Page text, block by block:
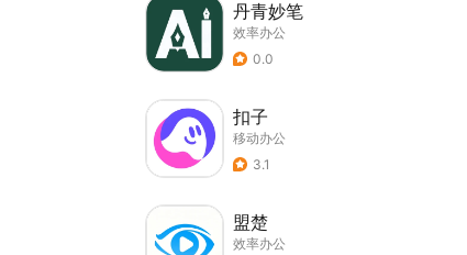
丹青妙笔
效率办公
0.0
扣子
移动办公
3.1
盟楚
效率办公